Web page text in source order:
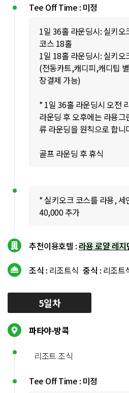
Tee Off Time : 미정
1일 36홀 라운딩시: 실키
코스 18홀
1일 18홀 라운딩시: 실키오
(전동카트,캐디피,캐디팁
장결제 가능)
* 1일 36홀 라운딩시 오전
라운딩 후 오후에는 라용
류 라운딩을 원칙으로 합니
골프 라운딩 후 휴식
* 실키오크 코스를 라용, 세
40,000 추가
추천이용호텔 :라용 로얄 레
조식 : 리조트식 중식 : 리조트
5일차
파타야-방콕
리조트 조식
Tee Off Time : 미정